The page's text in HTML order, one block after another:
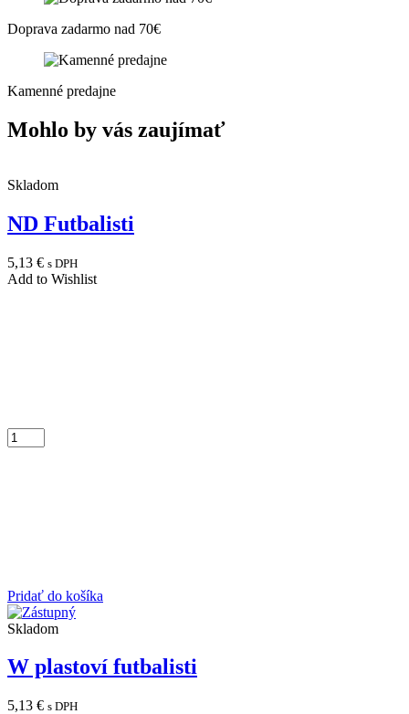
Doprava zadarmo nad 70€
Kamenné predajne
Mohlo by vás zaujímať
Skladom
ND Futbalisti
5,13 € s DPH
Add to Wishlist
Pridať do košíka
Skladom
W plastoví futbalisti
5,13 € s DPH